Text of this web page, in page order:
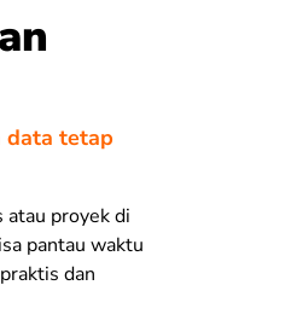
data tetap
atau proyek di
pantau waktu
dan